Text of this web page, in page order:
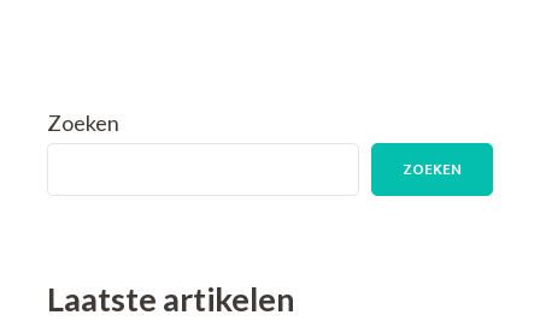
Zoeken
ZOEKEN
Laatste artikelen